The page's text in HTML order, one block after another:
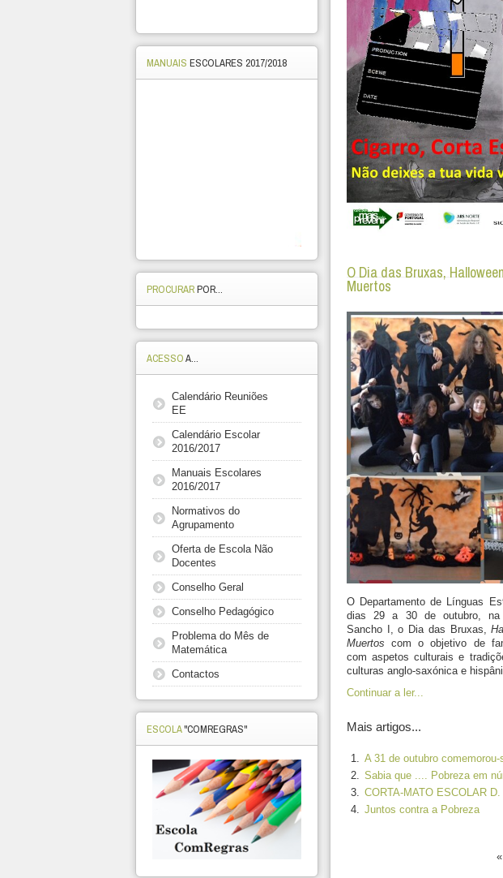
O Dia das Bruxas,
Muertos
O Departamento de Línguas
dias 29 a 30 de outubro, na
Sancho I, o Dia das Bruxas,
Muertos com o objetivo de
com aspetos culturais e
culturas anglo-saxónica e
Continuar a ler...
Mais artigos...
A 31 de outubro
Sabia que .... Pobreza em
CORTA-MATO ESCOLAR
Juntos contra a Pobreza
«
MANUAIS ESCOLARES 2017/2018
PROCURARPOR...
ACESSOA...
Calendário Reuniões
EE
Calendário Escolar
2016/2017
Manuais Escolares
2016/2017
Normativos do
Agrupamento
Oferta de Escola Não
Docentes
Conselho Geral
Conselho Pedagógico
Problema do Mês de
Matemática
Contactos
ESCOLA"COMREGRAS"